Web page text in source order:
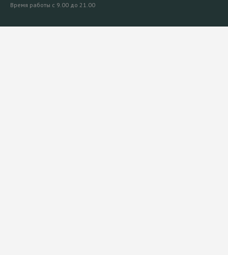
Время работы с 9.00 до 21.00